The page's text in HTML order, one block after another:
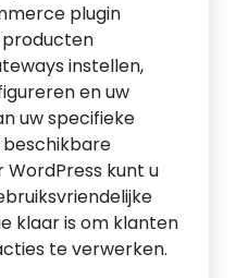
plugin
producten
instellen,
en uw
uw specifieke
WordPress kunt u
klaar is om klanten
te verwerken.